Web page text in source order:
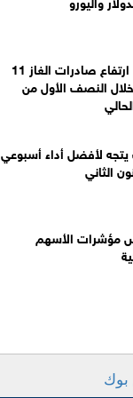
روسيا: ارتفاع صادرات الغاز 11
خلال النصف الأول من
لأفضل أداء أسبوعي
الثاني
مؤشرات الأسهم
بوك